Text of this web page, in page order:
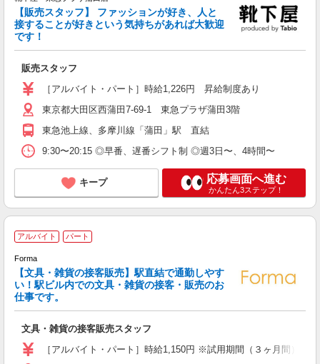
【販売スタッフ】 ファッションが好き、人と
接することが好きという気持ちがあれば大歓迎
です！
販売スタッフ
［アルバイト・パート］時給1,226円 昇給制度あり
東京都大田区西蒲田7-69-1 東急プラザ蒲田3階
東急池上線、多摩川線「蒲田」駅 直結
9:30〜20:15 ◎早番、遅番シフト制 ◎週3日〜、4時間〜
キープ 応募画面へ進む
かんたん3ステップ！
アルバイト パート
Forma
【文具・雑貨の接客販売】駅直結で通勤しやす
い！駅ビル内での文具・雑貨の接客・販売のお
仕事です。
文具・雑貨の接客販売スタッフ
［アルバイト・パート］時給1,150円 ※試用期間（３ヶ月間）：